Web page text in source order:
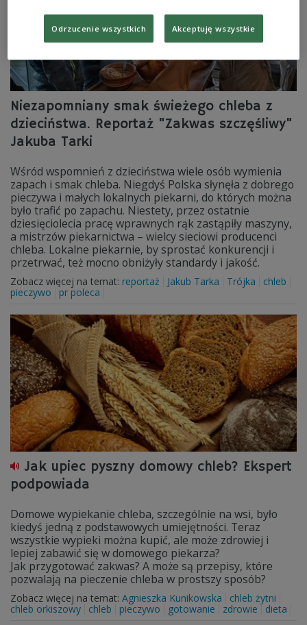
Niezapomniany smak świeżego chleba z
dzieciństwa. Reportaż "Zakwas szczęśliwy"
Jakuba Tarki
Wśród wspomnień z dzieciństwa wiele osób wymienia
zapach i smak chleba. Niegdyś Polska słynęła z dobrego
pieczywa i małych lokalnych piekarni, do których można
było trafić po zapachu. Niestety, przez ostatnie
dziesięciolecia pracę wprawnych rąk zastąpiły maszyny,
a mistrzów piekarnictwa – wielcy sieciowi producenci
chleba. Lokalne piekarnie, by sprostać konkurencji i
przetrwać, też mocno obniżyły standardy i jakość.
Zobacz więcej na temat: reportaż Jakub Tarka Trójka
chleb
pieczywo
pr poleca
Jak upiec pyszny domowy chleb? Ekspert
podpowiada
Domowe wypiekanie chleba, szczególnie na wsi, było
kiedyś jedną z podstawowych umiejętności. Teraz
wszystkie wypieki można kupić, ale może zdrowiej i
lepiej zabawić się w domowego piekarza?
Jak przygotować zakwas? A może są przepisy, które
pozwalają na pieczenie chleba w prostszy sposób?
Zobacz więcej na temat: Agnieszka Kunikowska
chleb żytni
chleb orkiszowy
chleb pieczywo gotowanie zdrowie dieta
Odrzucenie wszystkich Akceptuję wszystkie